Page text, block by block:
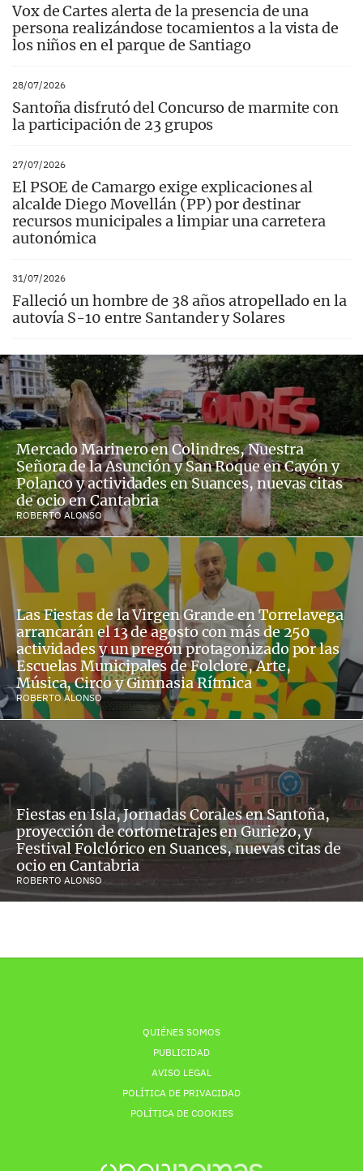
Vox de Cartes alerta de la presencia de una
persona realizándose tocamientos a la vista de
los niños en el parque de Santiago
28/07/2026
Santoña disfrutó del Concurso de marmite con
la participación de 23 grupos
27/07/2026
El PSOE de Camargo exige explicaciones al
alcalde Diego Movellán (PP) por destinar
recursos municipales a limpiar una carretera
autonómica
31/07/2026
Falleció un hombre de 38 años atropellado en la
autovía S-10 entre Santander y Solares
Mercado Marinero en Colindres, Nuestra
Señora de la Asunción y San Roque en Cayón y
Polanco y actividades en Suances, nuevas citas
de ocio en Cantabria
ROBERTO ALONSO
Las Fiestas de la Virgen Grande en Torrelavega
arrancarán el 13 de agosto con más de 250
actividades y un pregón protagonizado por las
Escuelas Municipales de Folclore, Arte,
Música, Circo y Gimnasia Rítmica
ROBERTO ALONSO
Fiestas en Isla, Jornadas Corales en Santoña,
proyección de cortometrajes en Guriezo, y
Festival Folclórico en Suances, nuevas citas de
ocio en Cantabria
ROBERTO ALONSO
QUIÉNES SOMOS
PUBLICIDAD
AVISO LEGAL
POLÍTICA DE PRIVACIDAD
POLÍTICA DE COOKIES